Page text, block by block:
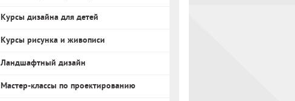
Курсы дизайна для детей
Курсы рисунка и живописи
Ландшафтный дизайн
Мастер-классы по проектированию